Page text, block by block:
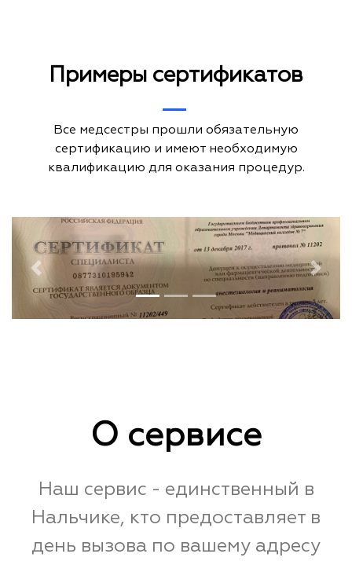
Примеры сертификатов
Все медсестры прошли обязательную
сертификацию и имеют необходимую
квалификацию для оказания процедур.
Previous Next
О сервисе
Наш сервис - единственный в
Нальчике, кто предоставляет в
день вызова по вашему адресу